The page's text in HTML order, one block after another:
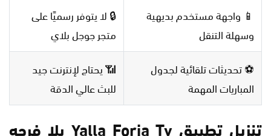
📱 واجهة مستخدم بديهية
وسهلة التنقل
🔒 لا يتوفر رسميًا على
متجر جوجل بلاي
⚽ تحديثات تلقائية لجدول
المباريات المهمة
📶 يحتاج لإنترنت جيد
للبث عالي الدقة
تنزيل تطبيق Yalla Forja Tv يلا فرجه